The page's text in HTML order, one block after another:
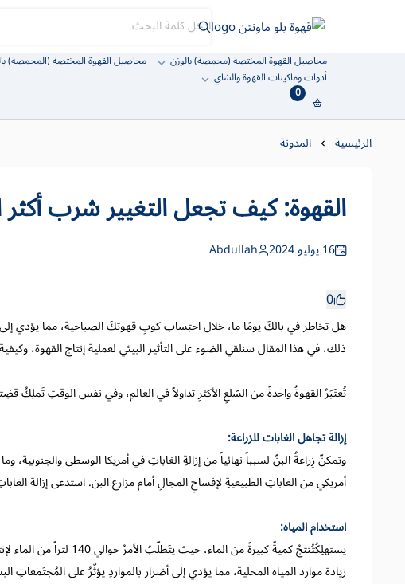
قهوة بلو ماونتن
محاصيل القهوة المختصة (محمصة) بالوزن محاصيل القهوة المختصة (المحمصة)
أدوات وماكينات القهوة والشاي
0
الرئيسية المدونة
القهوة: كيف تجعل التغيير شرب
16 يوليو 2024 Abdullah
0
هل تخاطر في بالكَ يومًا ما، خلال احتِساب كوبِ قهوتكَ الصباحية، مما يؤدي إلى
ذلك، في هذا المقال سنلقي الضوء على التأثير البيئي لعملية إنتاج القهوة،
تُعتَبَرُ القهوةُ واحدةً من السّلعِ الأكثرِ تداولاً في العالمِ، وفي نفس الوقتِ تَملِكُ
إزالة تجاهل الغابات للزراعة:
أمريكي من الغاباتِ الطبيعيةِ لإفساحِ المجالِ أمام مزارع البن. استدعى إزالة
استخدام المياه:
يستهلِكُتُنتجُ كميةً كبيرةً
زيادة موارد المياه المحلية، مما يؤدي إلى أضرار بالمواردِ يؤثّرُ على المُجتَمعاتِ